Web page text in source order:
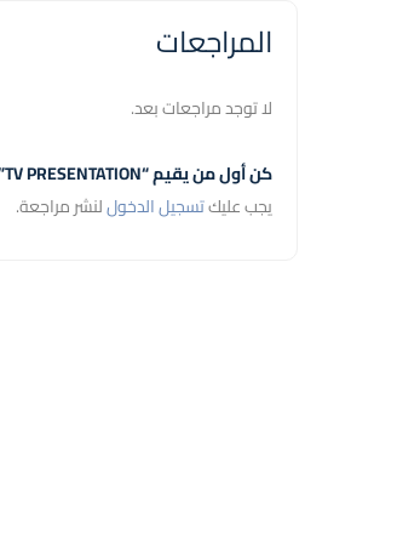
المراجعات
لا توجد مراجعات بعد.
كن أول من يقيم “TV PRESENTATION”
يجب عليكتسجيل الدخوللنشر مراجعة.